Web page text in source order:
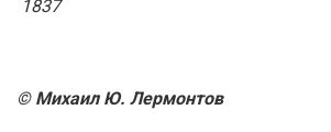
1837
© Михаил Ю. Лермонтов